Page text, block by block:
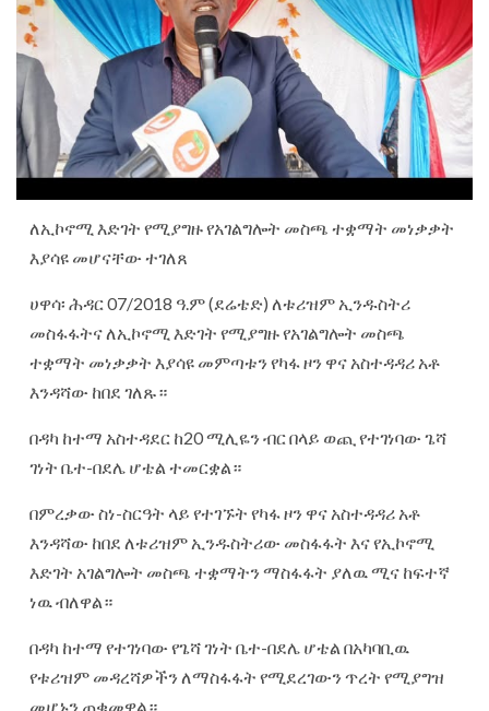
ለኢኮኖሚ እድገት የሚያግዙ የአገልግሎት መስጫ ተቋማት መነቃቃት
እያሳዩ መሆናቸው ተገለጸ
ሀዋሳ፡ ሕዳር 07/2018 ዓ.ም (ደሬቴድ) ለቱሪዝም ኢንዱስትሪ
መስፋፋትና ለኢኮኖሚ እድገት የሚያግዙ የአገልግሎት መስጫ
ተቋማት መነቃቃት እያሳዩ መምጣቱን የካፋ ዞን ዋና አስተዳዳሪ አቶ
እንዳሻው ከበደ ገለጹ።
በዳካ ከተማ አስተዳደር ከ20 ሚሊዬን ብር በላይ ወጪ የተገነባው ጌሻ
ገነት ቤተ-በደሌ ሆቴል ተመርቋል።
በምረቃው ስነ-ስርዓት ላይ የተገኙት የካፋ ዞን ዋና አስተዳዳሪ አቶ
እንዳሻው ከበደ ለቱሪዝም ኢንዱስትሪው መስፋፋት እና የኢኮኖሚ
እድገት አገልግሎት መስጫ ተቋማትን ማስፋፋት ያለዉ ሚና ከፍተኛ
ነዉ ብለዋል።
በዳካ ከተማ የተገነባው የጌሻ ገነት ቤተ-በደሌ ሆቴል በአካባቢዉ
የቱሪዝም መዳረሻዎችን ለማስፋፋት የሚደረገውን ጥረት የሚያግዝ
መሆኑን ጠቁመዋል።